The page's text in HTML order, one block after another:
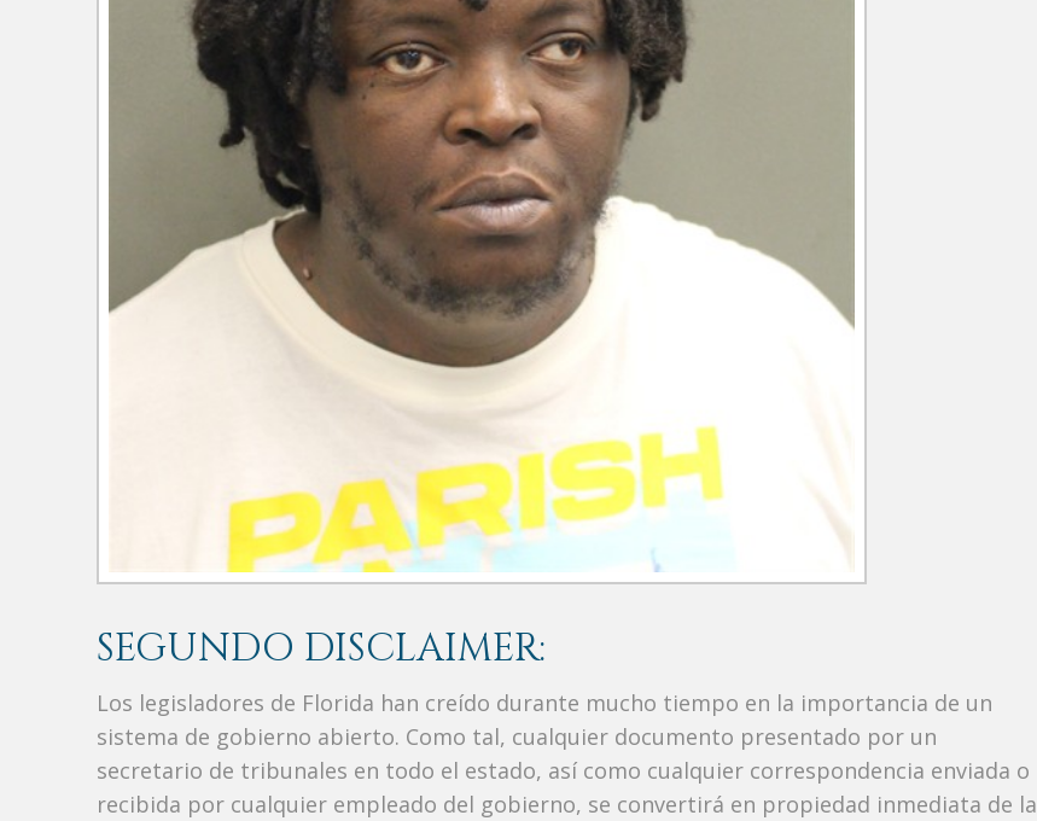
SEGUNDO DISCLAIMER:
Los legisladores de Florida han creído durante mucho tiempo en la importancia de un
sistema de gobierno abierto. Como tal, cualquier documento presentado por un
secretario de tribunales en todo el estado, así como cualquier correspondencia enviada o
recibida por cualquier empleado del gobierno, se convertirá en propiedad inmediata de la